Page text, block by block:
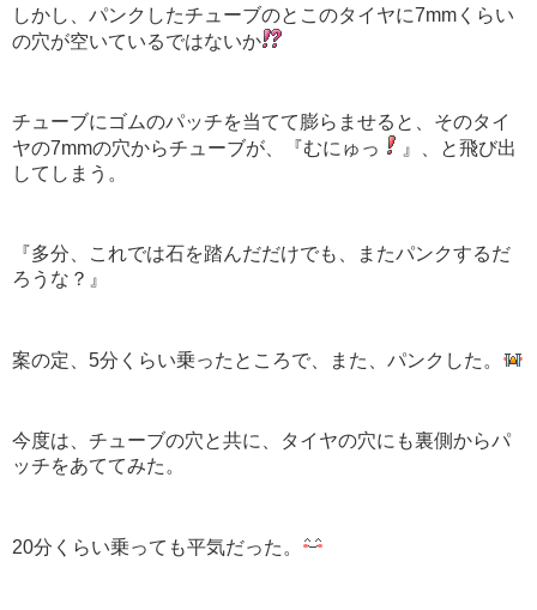
しかし、パンクしたチューブのとこのタイヤに7mmくらい
の穴が空いているではないか
チューブにゴムのパッチを当てて膨らませると、そのタイ
ヤの7mmの穴からチューブが、『むにゅっ
』、と飛び出
してしまう。
『多分、これでは石を踏んだだけでも、またパンクするだ
ろうな？』
案の定、5分くらい乗ったところで、また、パンクした。
今度は、チューブの穴と共に、タイヤの穴にも裏側からパ
ッチをあててみた。
20分くらい乗っても平気だった。